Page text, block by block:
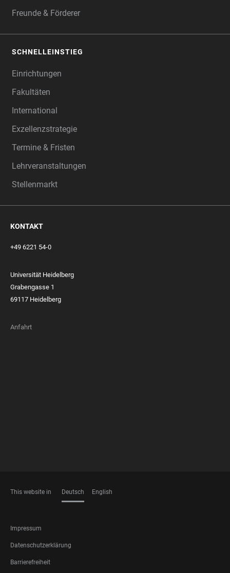
Freunde & Förderer
SCHNELLEINSTIEG
Einrichtungen
Fakultäten
International
Exzellenzstrategie
Termine & Fristen
Lehrveranstaltungen
Stellenmarkt
KONTAKT
+49 6221 54-0
Universität Heidelberg
Grabengasse 1
69117 Heidelberg
Anfahrt
This website in Deutsch English
FOOTER
LEGAL
Impressum
Datenschutzerklärung
Barrierefreiheit